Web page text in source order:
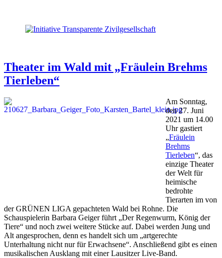
Theater im Wald mit „Fräulein Brehms
Tierleben“
Am Sonntag,
den 27. Juni
2021 um 14.00
Uhr gastiert
„Fräulein
Brehms
Tierleben“, das
einzige Theater
der Welt für
heimische
bedrohte
Tierarten im von
der GRÜNEN LIGA gepachteten Wald bei Rohne. Die
Schauspielerin Barbara Geiger führt „Der Regenwurm, König der
Tiere“ und noch zwei weitere Stücke auf. Dabei werden Jung und
Alt angesprochen, denn es handelt sich um „artgerechte
Unterhaltung nicht nur für Erwachsene“. Anschließend gibt es einen
musikalischen Ausklang mit einer Lausitzer Live-Band.